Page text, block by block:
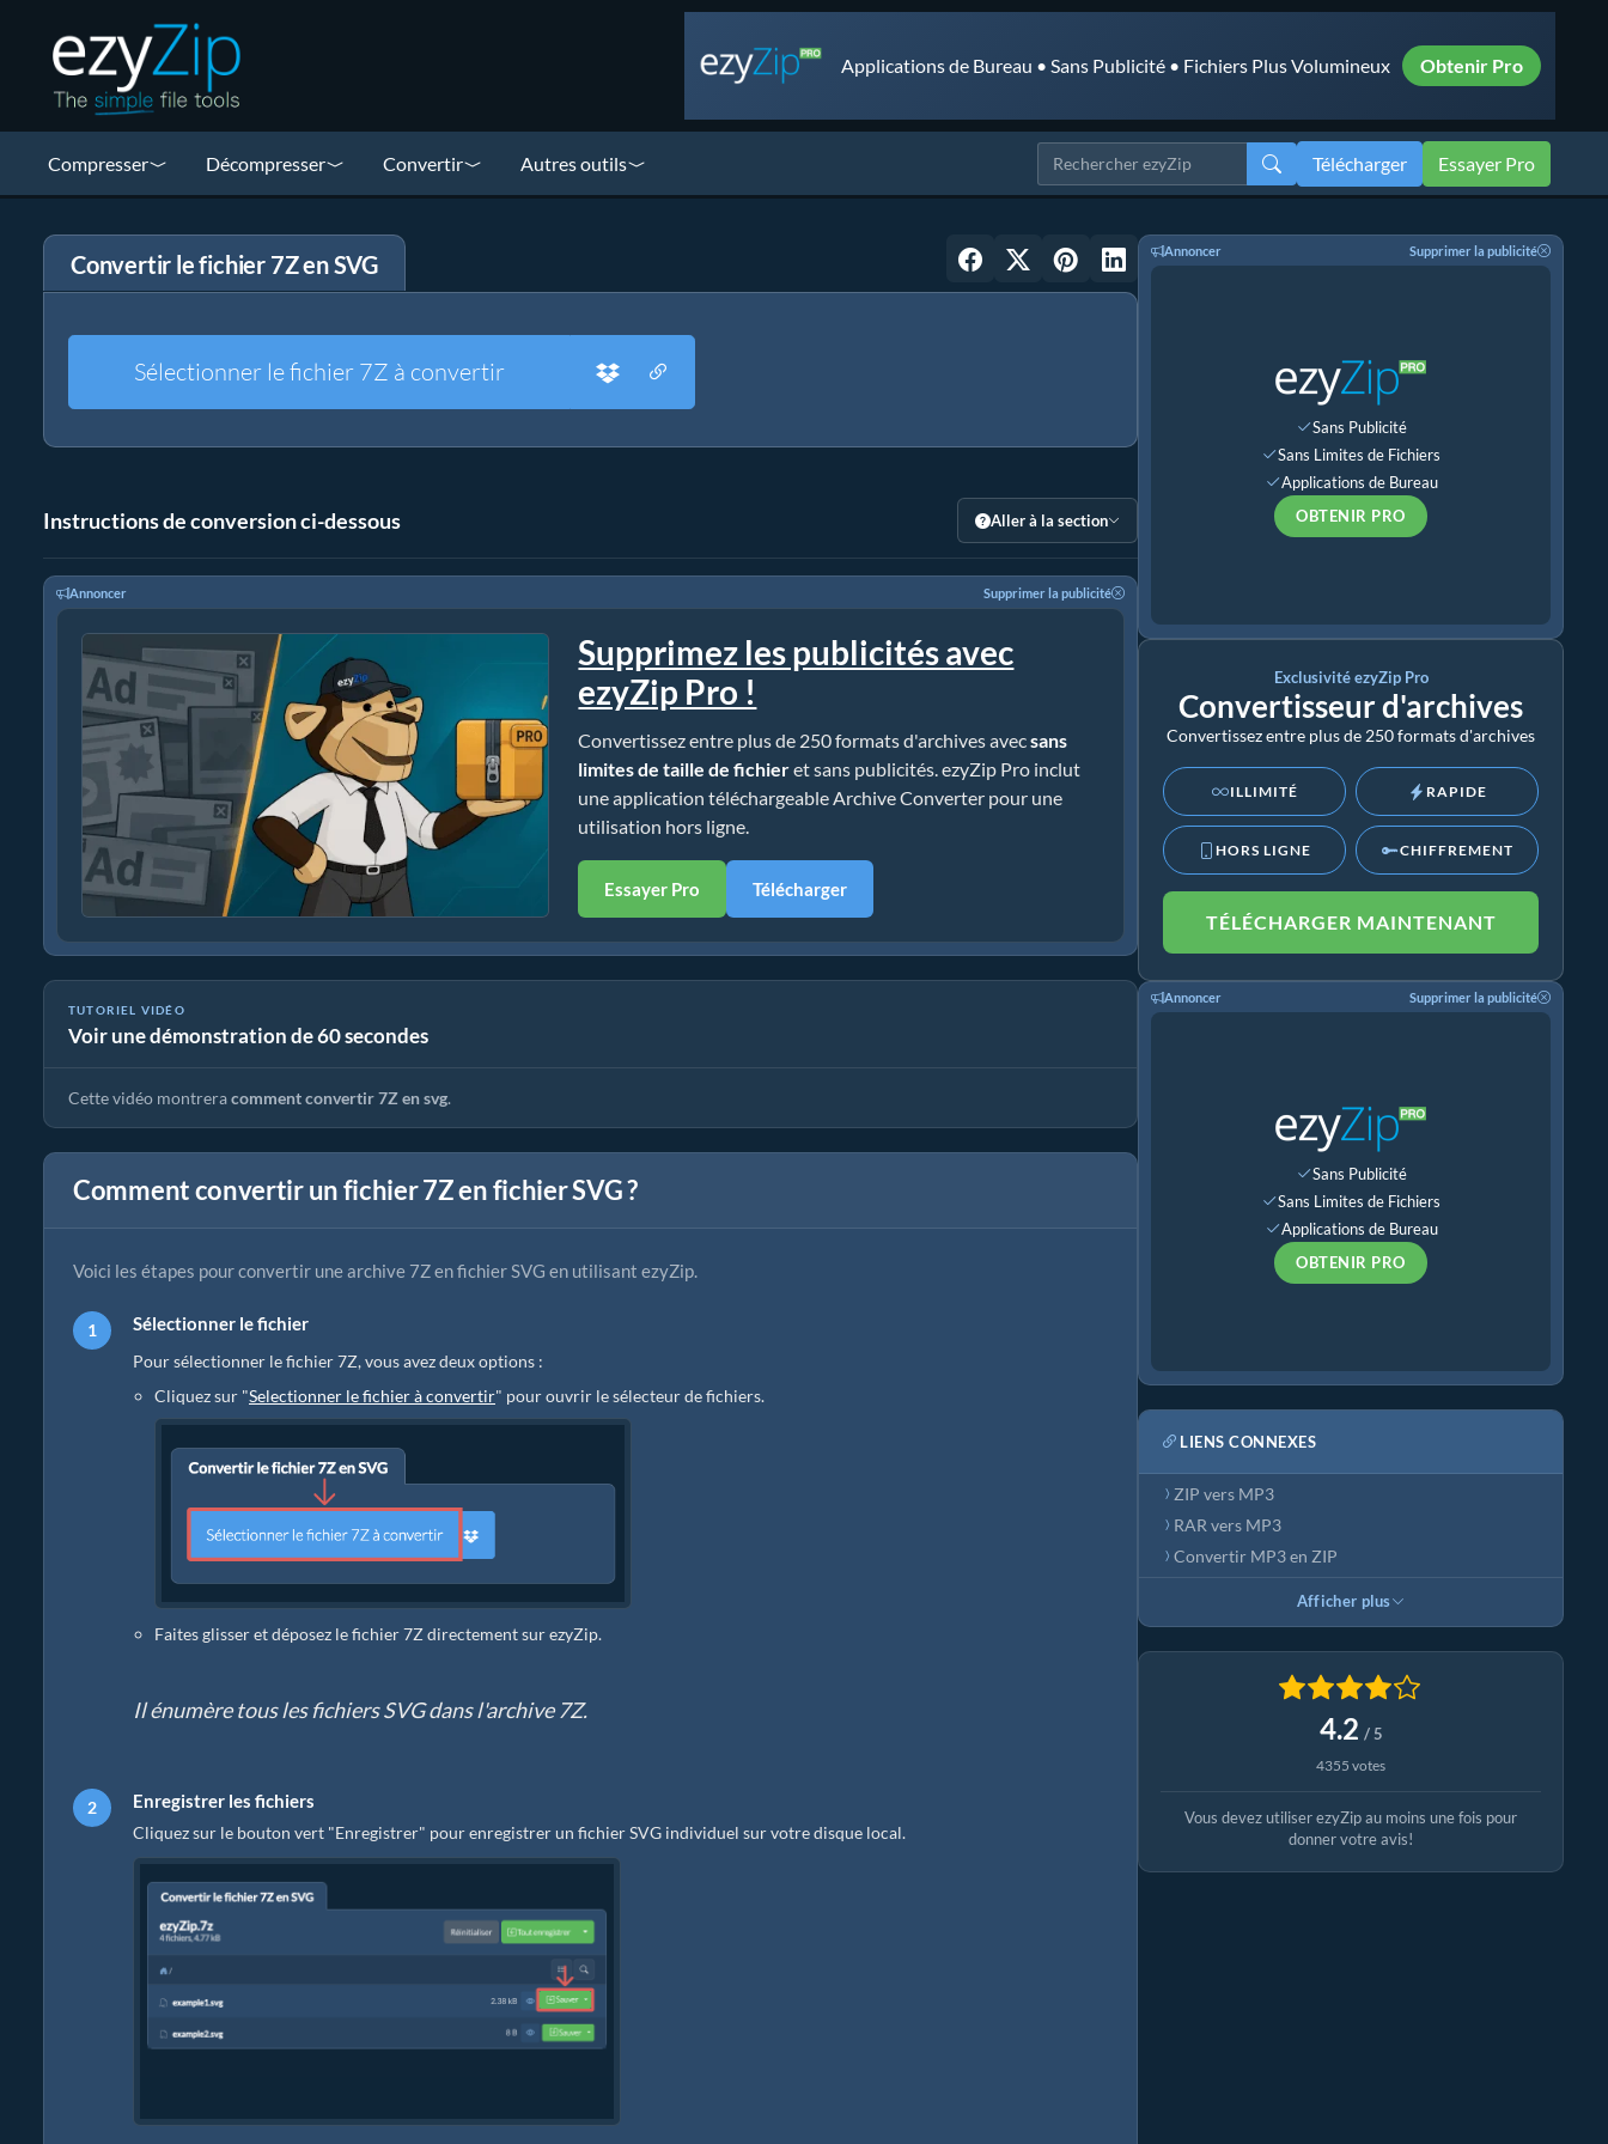
Applications de Bureau • Sans Publicité • Fichiers Plus Volumineux Obtenir Pro
Compresser Décompresser Convertir Autres outils Télécharger Essayer Pro
Convertir le fichier 7Z en SVG
Sélectionner le fichier 7Z à convertir
Instructions de conversion ci-dessous Aller à la section
Annoncer Supprimer la publicité
Supprimez les publicités avec
ezyZip Pro !
Convertissez entre plus de 250 formats d'archives avecsans
limites de taille de fichieret sans publicités. ezyZip Pro inclut
une application téléchargeable Archive Converter pour une
utilisation hors ligne.
Essayer Pro Télécharger
TUTORIEL VIDÉO
Voir une démonstration de 60 secondes
Comment Convertir 7z En Fichier Normal (Guide Simplifié)
Cette vidéo montreracomment convertir 7Z en svg.
Comment convertir un fichier 7Z en fichier SVG ?
Voici les étapes pour convertir une archive 7Z en fichier SVG en utilisant ezyZip.
Sélectionner le fichier
Pour sélectionner le fichier 7Z, vous avez deux options :
Cliquez sur "Selectionner le fichier à convertir" pour ouvrir le sélecteur de fichiers.
Faites glisser et déposez le fichier 7Z directement sur ezyZip.
Il énumère tous les fichiers SVG dans l'archive 7Z.
Enregistrer les fichiers
Cliquez sur le bouton vert "Enregistrer" pour enregistrer un fichier SVG individuel sur votre disque local.
Annoncer Supprimer la publicité
Sans Publicité
Sans Limites de Fichiers
Applications de Bureau
OBTENIR PRO
Exclusivité ezyZip Pro
Convertisseur d'archives
Convertissez entre plus de 250 formats d'archives
ILLIMITÉ RAPIDE
HORS LIGNE CHIFFREMENT
TÉLÉCHARGER MAINTENANT
Annoncer Supprimer la publicité
Sans Publicité
Sans Limites de Fichiers
Applications de Bureau
OBTENIR PRO
LIENS CONNEXES
ZIP vers MP3
RAR vers MP3
Convertir MP3 en ZIP
Afficher plus
4.2 / 5
4355 votes
Vous devez utiliser ezyZip au moins une fois pour
donner votre avis!